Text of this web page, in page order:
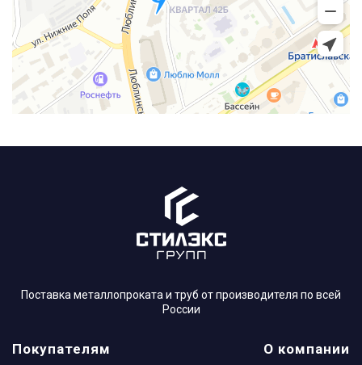
Поставка металлопроката и труб от производителя по всей
России
Покупателям О компании